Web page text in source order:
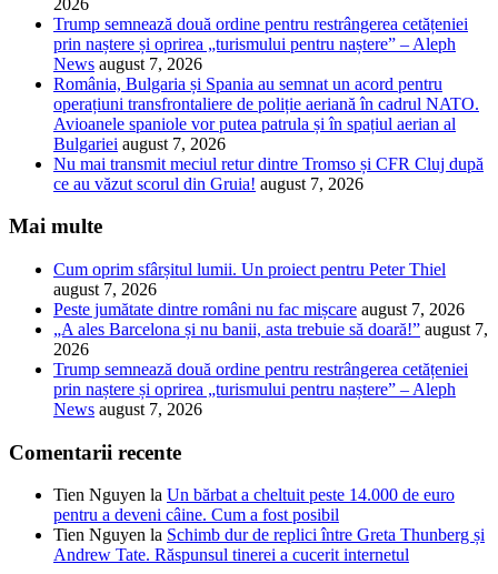
Trump semnează două ordine pentru restrângerea cetățeniei
prin naștere și oprirea „turismului pentru naștere” – Aleph
News august 7, 2026
România, Bulgaria și Spania au semnat un acord pentru
operațiuni transfrontaliere de poliție aeriană în cadrul NATO.
Avioanele spaniole vor putea patrula și în spațiul aerian al
Bulgariei august 7, 2026
Nu mai transmit meciul retur dintre Tromso și CFR Cluj după
ce au văzut scorul din Gruia! august 7, 2026
Mai multe
Cum oprim sfârșitul lumii. Un proiect pentru Peter Thiel
august 7, 2026
Peste jumătate dintre români nu fac mișcare august 7, 2026
„A ales Barcelona și nu banii, asta trebuie să doară!” august 7,
2026
Trump semnează două ordine pentru restrângerea cetățeniei
prin naștere și oprirea „turismului pentru naștere” – Aleph
News august 7, 2026
Comentarii recente
Tien Nguyen la Un bărbat a cheltuit peste 14.000 de euro
pentru a deveni câine. Cum a fost posibil
Tien Nguyen la Schimb dur de replici între Greta Thunberg și
Andrew Tate. Răspunsul tinerei a cucerit internetul